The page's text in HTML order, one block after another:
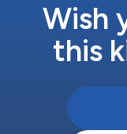
Wish
this